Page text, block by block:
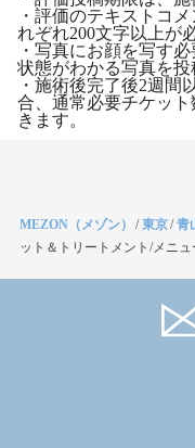
・評価のテキストコ
れぞれ200文字以上が
・写真にお顔を写す
状態がわかる写真を投
・施術後完了後2週間
合、通常必要チケッ
きます。
MEZON（メゾン） /東京/青
ット＆トリートメント/メニュ